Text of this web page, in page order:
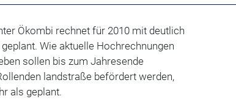
Ökombi rechnet für 2010 mit deutlich
Wie aktuelle Hochrechnungen
sollen bis zum Jahresende
landstraße befördert werden,
als geplant.